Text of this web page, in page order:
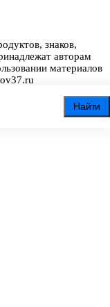
Найти
знаков,
авторам
материалов